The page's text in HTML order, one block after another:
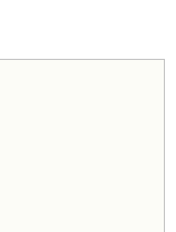
отделке -
флизелиновой
В